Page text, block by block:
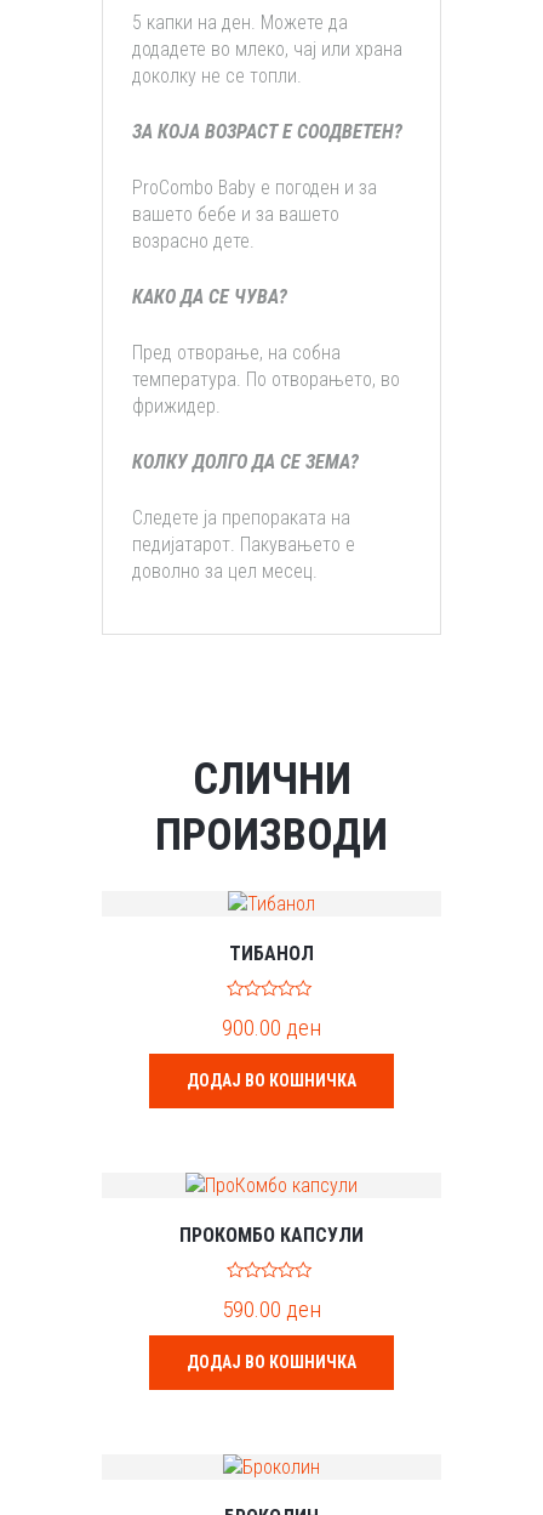
5 капки на ден. Можете да
додадете во млеко, чај или храна
доколку не се топли.
ЗА КОЈА ВОЗРАСТ Е СООДВЕТЕН?
ProCombo Baby е погоден и за
вашето бебе и за вашето
возрасно дете.
КАКО ДА СЕ ЧУВА?
Пред отворање, на собна
температура. По отворањето, во
фрижидер.
КОЛКУ ДОЛГО ДА СЕ ЗЕМА?
Следете ја препораката на
педијатарот. Пакувањето е
доволно за цел месец.
СЛИЧНИ
ПРОИЗВОДИ
ТИБАНОЛ
o
t
o
f
5
900.00 ден
ДОДАЈ ВО КОШНИЧКА
ПРОКОМБО КАПСУЛИ
o
t
o
f
5
590.00 ден
ДОДАЈ ВО КОШНИЧКА